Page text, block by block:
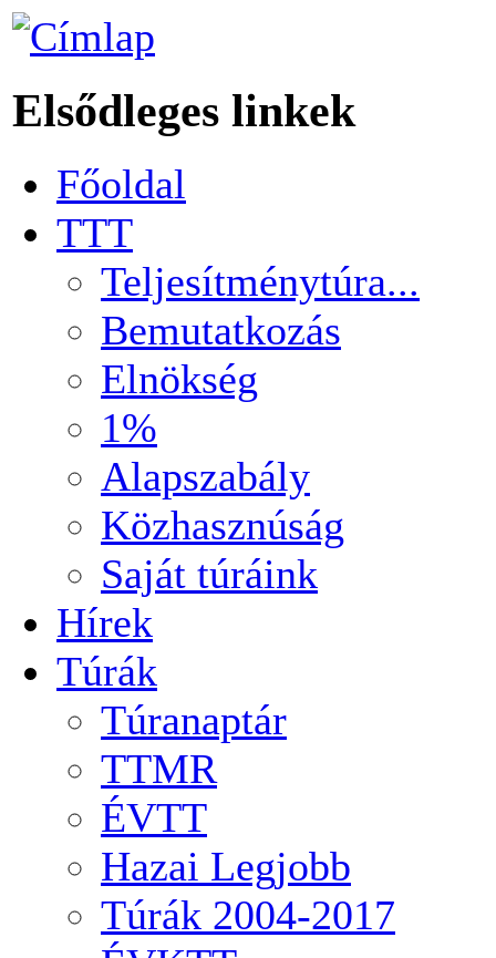
Elsődleges linkek
Főoldal
TTT
Teljesítménytúra...
Bemutatkozás
Elnökség
1%
Alapszabály
Közhasznúság
Saját túráink
Hírek
Túrák
Túranaptár
TTMR
ÉVTT
Hazai Legjobb
Túrák 2004-2017